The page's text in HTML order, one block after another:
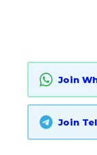
Join
Join